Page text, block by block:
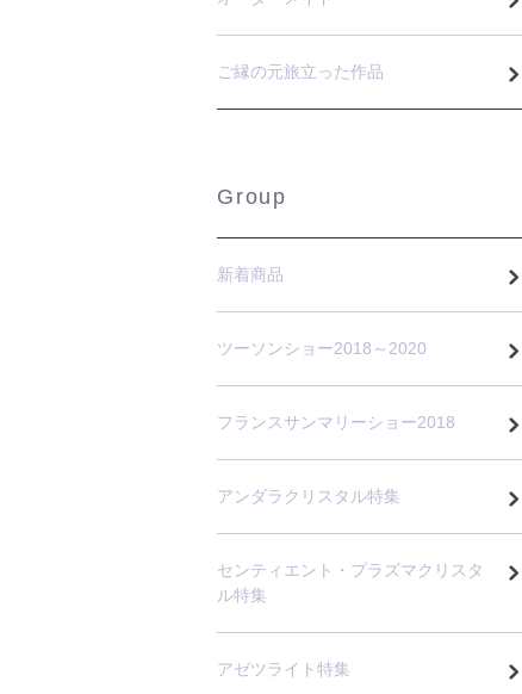
ご縁の元旅立った作品
Group
新着商品
ツーソンショー2018～2020
フランスサンマリーショー2018
アンダラクリスタル特集
センティエント・プラズマクリスタ
ル特集
アゼツライト特集